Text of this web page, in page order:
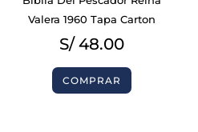
Valera 1960 Tapa Carton
S/ 48.00
COMPRAR